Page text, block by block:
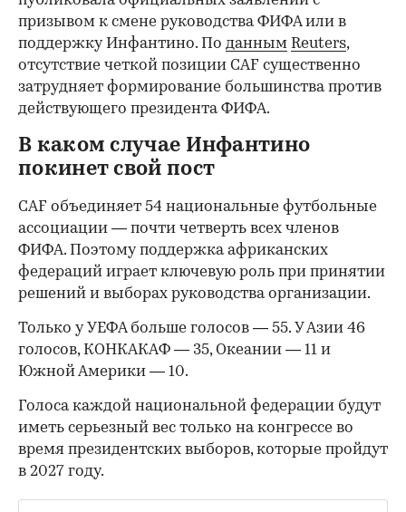
призывом к смене руководства ФИФА или в
поддержку Инфантино. По данным Reuters,
отсутствие четкой позиции CAF существенно
затрудняет формирование большинства против
действующего президента ФИФА.
В каком случае Инфантино
покинет свой пост
CAF объединяет 54 национальные футбольные
ассоциации — почти четверть всех членов
ФИФА. Поэтому поддержка африканских
федераций играет ключевую роль при принятии
решений и выборах руководства организации.
Только у УЕФА больше голосов — 55. У Азии 46
голосов, КОНКАКАФ — 35, Океании — 11 и
Южной Америки — 10.
Голоса каждой национальной федерации будут
иметь серьезный вес только на конгрессе во
время президентских выборов, которые пройдут
в 2027 году.